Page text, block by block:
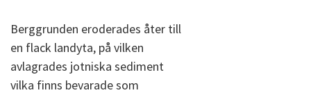
Berggrunden eroderades åter till
en flack landyta, på vilken
avlagrades jotniska sediment
vilka finns bevarade som